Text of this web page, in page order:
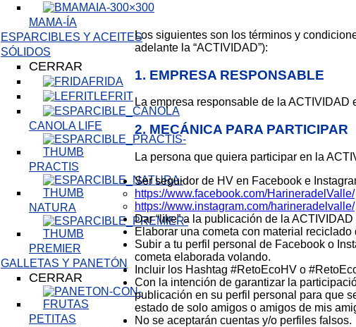
MAMA-ÍA
ESPARCIBLES Y ACEITES
SÓLIDOS
CERRAR
FRIDA
LEFRIT
CANOLA LIFE
PRACTIS
NATURA
PREMIER
GALLETAS Y PANETÓN
CERRAR
PETITAS
Los siguientes son los términos y
adelante la “ACTIVIDAD”):
1. EMPRESA RESPONSABLE
La empresa responsable de la ACTIVIDAD
2. MECÁNICA PARA PARTICIPAR
La persona que quiera participar en la
Ser seguidor de HV en Facebook e
https://www.facebook.com/HarineradelValle/
https://www.instagram.com/harineradelvalle/
Dar “like” a la publicación de la
Elaborar una cometa con material
Subir a tu perfil personal de Facebook o
cometa elaborada volando.
Incluir los Hashtag #RetoEcoHV o
Con la intención de garantizar la
publicación en su perfil personal para que
estado de solo amigos o amigos de mis
No se aceptarán cuentas y/o perfiles falsos.